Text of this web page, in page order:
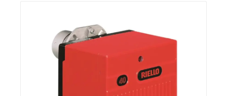
Details